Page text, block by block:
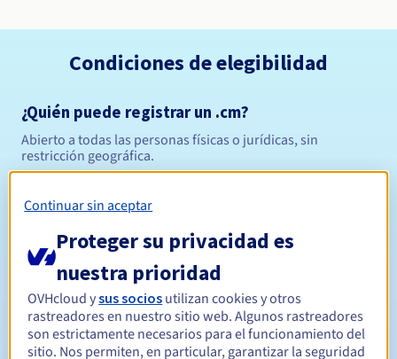
Condiciones de elegibilidad
¿Quién puede registrar un .cm?
Abierto a todas las personas físicas o jurídicas, sin
restricción geográfica.
Período de registro Entre 1 y 10 años
Período de renovación Entre 1 y 10 años
Continuar sin aceptar
Proteger su privacidad es
nuestra prioridad
OVHcloud ysus socios utilizan cookies y otros
rastreadores en nuestro sitio web. Algunos rastreadores
son estrictamente necesarios para el funcionamiento del
sitio. Nos permiten, en particular, garantizar la seguridad